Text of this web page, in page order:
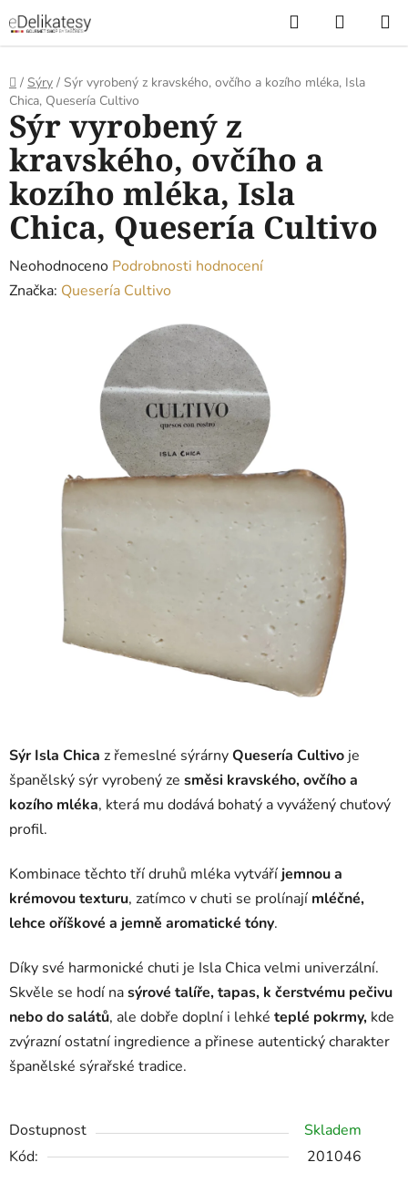
na
obsah
Hledat
KOŠÍK
Domů
/ Sýry / Sýr vyrobený z kravského, ovčího a kozího mléka, Isla
Chica, Quesería Cultivo
Sýr Isla Chica z řemeslné sýrárnyQuesería Cultivo je
španělský sýr vyrobený ze směsi kravského, ovčího a
kozího mléka, která mu dodává bohatý a vyvážený chuťový
profil.
Kombinace těchto tří druhů mléka vytváří jemnou a
krémovou texturu, zatímco v chuti se prolínají mléčné,
lehce oříškové a jemně aromatické tóny.
Díky své harmonické chuti je Isla Chica velmi univerzální.
Skvěle se hodí nasýrové talíře, tapas, k čerstvému pečivu
nebo do salátů, ale dobře doplní i lehké teplé pokrmy, kde
zvýrazní ostatní ingredience a přinese autentický charakter
španělské sýrařské tradice.
Dostupnost
Skladem
Kód:
201046
Sýr vyrobený z
kravského, ovčího a
kozího mléka, Isla
Chica, Quesería Cultivo
Průměrné
hodnocení
Neohodnoceno Podrobnosti hodnocení
Značka: Quesería Cultivo